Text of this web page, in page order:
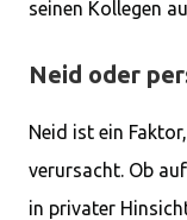
seinen Kollegen
Neid oder
Neid ist ein
verursacht. Ob
in privater